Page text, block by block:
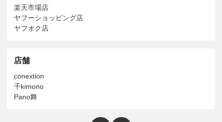
楽天市場店
ヤフーショッピング店
ヤフオク店
店舗
conextion
千kimono
Pano舞